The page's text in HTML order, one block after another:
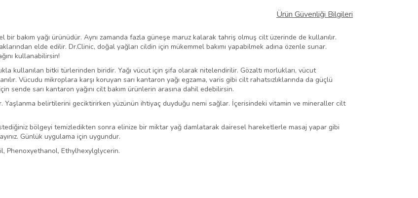
Ürün Güvenliği Bilgileri
bir bakım yağı ürünüdür. Aynı zamanda fazla güneşe maruz kalarak tahriş olmuş cilt üzerinde de kullanılır.
elde edilir. Dr.Clinic, doğal yağları cildin için mükemmel bakımı yapabilmek adına özenle sunar.
kullanabilirsin!
kullanılan bitki türlerinden biridir. Yağı vücut için şifa olarak nitelendirilir. Gözaltı morlukları, vücut
Vücudu mikroplara karşı koruyan sarı kantaron yağı egzama, varis gibi cilt rahatsızlıklarında da güçlü
sende sarı kantaron yağını cilt bakım ürünlerin arasına dahil edebilirsin.
Yaşlanma belirtilerini geciktirirken yüzünün ihtiyaç duyduğu nemi sağlar. İçerisindeki vitamin ve mineraller cilt
bölgeyi temizledikten sonra elinize bir miktar yağ damlatarak dairesel hareketlerle masaj yapar gibi
Günlük uygulama için uygundur.
Phenoxyethanol, Ethylhexylglycerin.